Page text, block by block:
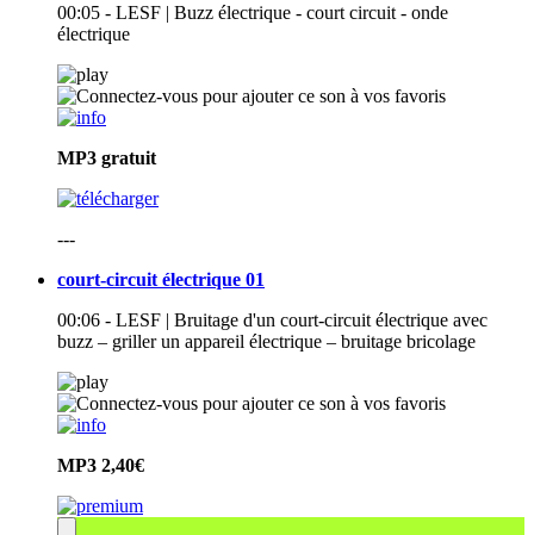
00:05 - LESF | Buzz électrique - court circuit - onde
électrique
MP3 gratuit
---
court-circuit électrique 01
00:06 - LESF | Bruitage d'un court-circuit électrique avec
buzz – griller un appareil électrique – bruitage bricolage
MP3 2,40€